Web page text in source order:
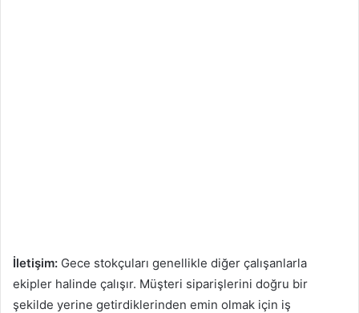
İletişim: Gece stokçuları genellikle diğer çalışanlarla
ekipler halinde çalışır. Müşteri siparişlerini doğru bir
şekilde yerine getirdiklerinden emin olmak için iş